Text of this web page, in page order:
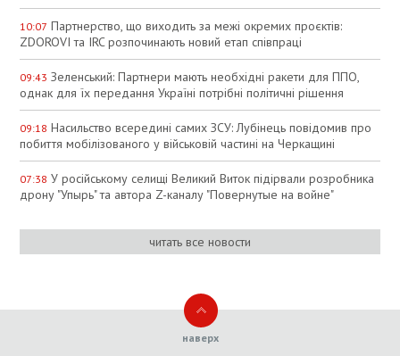
10:07 Партнерство, що виходить за межі окремих проєктів:
ZDOROVI та IRC розпочинають новий етап співпраці
09:43 Зеленський: Партнери мають необхідні ракети для ППО,
однак для їх передання Україні потрібні політичні рішення
09:18 Насильство всередині самих ЗСУ: Лубінець повідомив про
побиття мобілізованого у військовій частині на Черкащині
07:38 У російському селищі Великий Виток підірвали розробника
дрону "Упырь" та автора Z-каналу "Повернутые на войне"
читать все новости
наверх